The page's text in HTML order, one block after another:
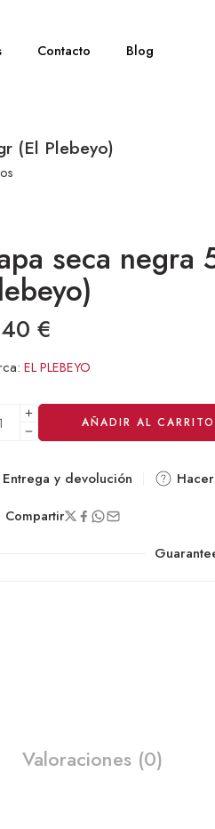
Contacto Blog
(El Plebeyo)
seca negra
€
EL PLEBEYO
AÑADIR AL CARRITO
Entrega y devolución
Compartir
Valoraciones (0)